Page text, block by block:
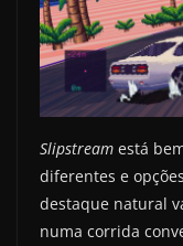
Slipstream está
diferentes e
destaque natural
numa corrida